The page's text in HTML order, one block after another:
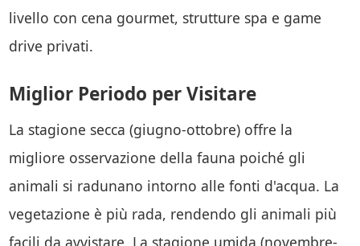
livello con cena gourmet, strutture spa e game
drive privati.
Miglior Periodo per Visitare
La stagione secca (giugno-ottobre) offre la
migliore osservazione della fauna poiché gli
animali si radunano intorno alle fonti d'acqua. La
vegetazione è più rada, rendendo gli animali più
facili da avvistare. La stagione umida (novembre-